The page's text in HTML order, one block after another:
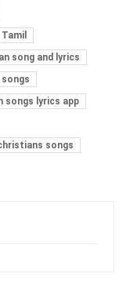
Tamil
song and lyrics
songs lyrics app
songs